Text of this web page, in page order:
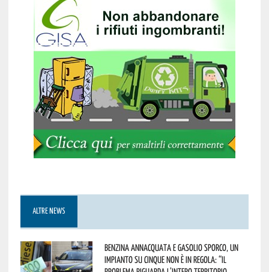
ALTRE NEWS
Benzina annacquata e gasolio sporco, un
impianto su cinque non è in regola: “il